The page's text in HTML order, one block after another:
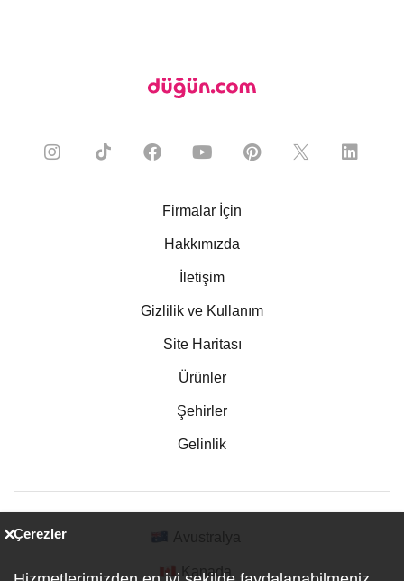
Firmalar İçin
Hakkımızda
İletişim
Gizlilik ve Kullanım
Site Haritası
Ürünler
Şehirler
Gelinlik
Kanada
Çerezler